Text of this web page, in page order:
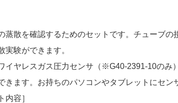
蒸散を確認するためのセットです。チューブ
実験ができます。
イヤレスガス圧力センサ（※G40-2391-10のみ
きます。お持ちのパソコンやタブレットにセ
内容］